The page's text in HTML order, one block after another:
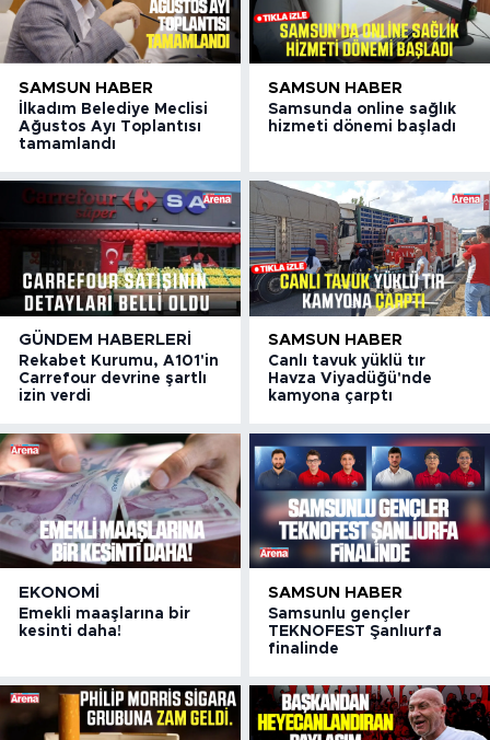
SAMSUN HABER
İlkadım Belediye Meclisi
Ağustos Ayı Toplantısı
tamamlandı
SAMSUN HABER
Samsunda online sağlık
hizmeti dönemi başladı
GÜNDEM HABERLERI
Rekabet Kurumu, A101'in
Carrefour devrine şartlı
izin verdi
SAMSUN HABER
Canlı tavuk yüklü tır
Havza Viyadüğü'nde
kamyona çarptı
EKONOMI
Emekli maaşlarına bir
kesinti daha!
SAMSUN HABER
Samsunlu gençler
TEKNOFEST Şanlıurfa
finalinde